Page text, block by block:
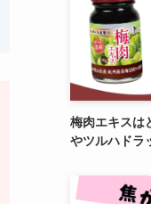
梅肉エキスは
やツルハドラ